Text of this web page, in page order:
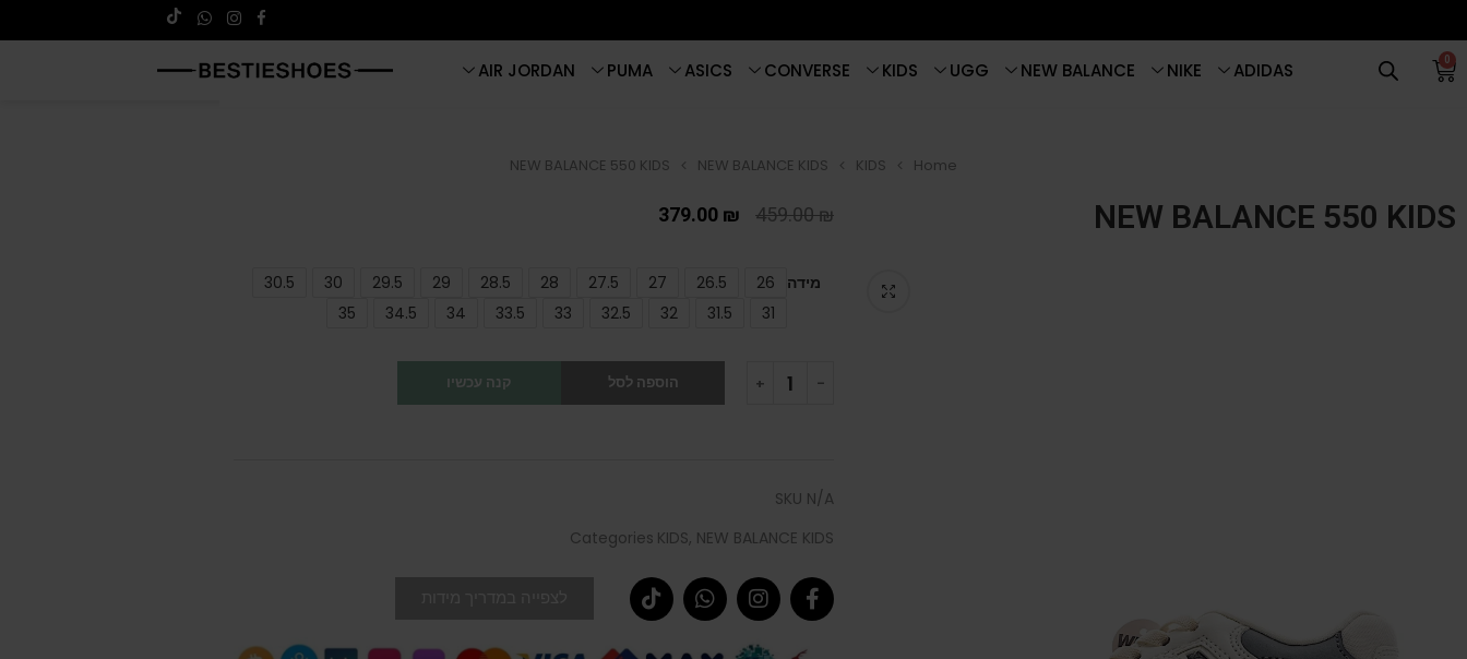
0
ADIDAS
NIKE
NEW BALANCE
UGG
KIDS
CONVERSE
ASICS
PUMA
AIR JORDAN
Home
KIDS
NEW BALANCE KIDS
NEW BALANCE 550 KIDS
NEW BALANCE 550 KIDS
459.00₪
379.00 ₪
מידה 26
26.5
27
27.5
28
28.5
29
29.5
30
30.5
31
31.5
32
32.5
33
33.5
34
34.5
35
הוספה לסל קנה עכשיו
SKU N/A
Categories KIDS, NEW BALANCE KIDS